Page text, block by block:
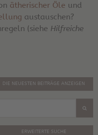
ätherischer Öle und
austauschen?
(siehe Hilfreiche
DIE NEUESTEN BEITRÄGE ANZEIGEN
ERWEITERTE SUCHE